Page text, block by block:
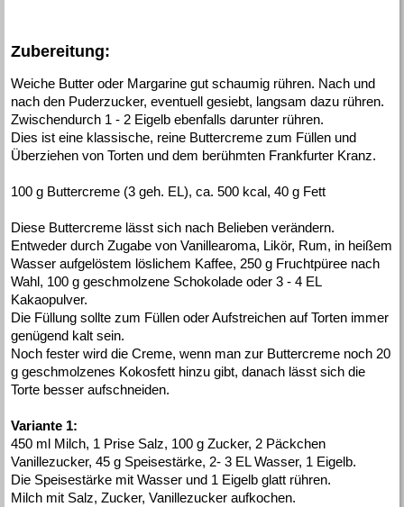
Zubereitung:
Weiche Butter oder Margarine gut schaumig rühren. Nach und
nach den Puderzucker, eventuell gesiebt, langsam dazu rühren.
Zwischendurch 1 - 2 Eigelb ebenfalls darunter rühren.
Dies ist eine klassische, reine Buttercreme zum Füllen und
Überziehen von Torten und dem berühmten Frankfurter Kranz.
100 g Buttercreme (3 geh. EL), ca. 500 kcal, 40 g Fett
Diese Buttercreme lässt sich nach Belieben verändern.
Entweder durch Zugabe von Vanillearoma, Likör, Rum, in heißem
Wasser aufgelöstem löslichem Kaffee, 250 g Fruchtpüree nach
Wahl, 100 g geschmolzene Schokolade oder 3 - 4 EL
Kakaopulver.
Die Füllung sollte zum Füllen oder Aufstreichen auf Torten immer
genügend kalt sein.
Noch fester wird die Creme, wenn man zur Buttercreme noch 20
g geschmolzenes Kokosfett hinzu gibt, danach lässt sich die
Torte besser aufschneiden.
Variante 1:
450 ml Milch, 1 Prise Salz, 100 g Zucker, 2 Päckchen
Vanillezucker, 45 g Speisestärke, 2- 3 EL Wasser, 1 Eigelb.
Die Speisestärke mit Wasser und 1 Eigelb glatt rühren.
Milch mit Salz, Zucker, Vanillezucker aufkochen.